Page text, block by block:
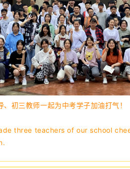
初三教师一起为中考学子加油打气！
three teachers of our school